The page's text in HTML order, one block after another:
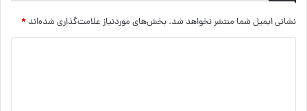
نشانی ایمیل شما منتشر نخواهد شد. بخش‌های موردنیاز علامت‌گذاری شده‌اند *